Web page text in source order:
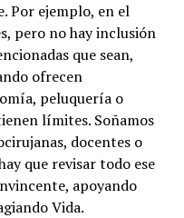
Por ejemplo, en el
pero no hay inclusión
que sean,
ofrecen
peluquería o
límites. Soñamos
docentes o
que revisar todo ese
apoyando
Vida.